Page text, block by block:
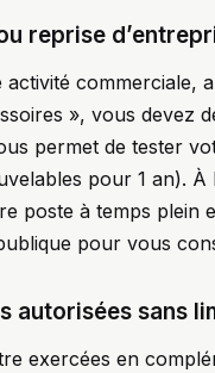
reprise
commerciale,
», vous devez
permet de tester
pour 1 an).
poste à temps plein
pour vous
autorisées sans
exercées en